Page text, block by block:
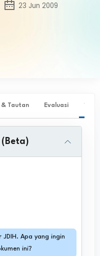
23 Jun 2009
& Tautan Evaluasi ✨
(Beta)
JDIH. Apa yang ingin
ini?